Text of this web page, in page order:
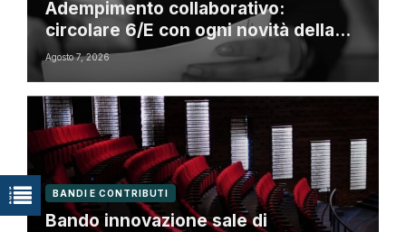
Adempimento collaborativo:
circolare 6/E con ogni novità della
riforma fiscale
Agosto 7, 2026
BANDI E CONTRIBUTI
Bando innovazione sale di